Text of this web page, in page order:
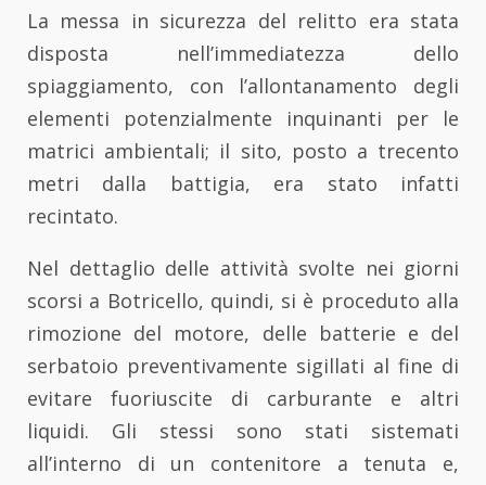
La messa in sicurezza del relitto era stata
disposta nell’immediatezza dello
spiaggiamento, con l’allontanamento degli
elementi potenzialmente inquinanti per le
matrici ambientali; il sito, posto a trecento
metri dalla battigia, era stato infatti
recintato.
Nel dettaglio delle attività svolte nei giorni
scorsi a Botricello, quindi, si è proceduto alla
rimozione del motore, delle batterie e del
serbatoio preventivamente sigillati al fine di
evitare fuoriuscite di carburante e altri
liquidi. Gli stessi sono stati sistemati
all’interno di un contenitore a tenuta e,